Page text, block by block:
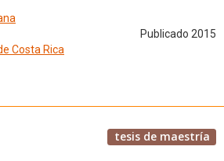
Publicado 2015
Costa Rica
tesis de maestría